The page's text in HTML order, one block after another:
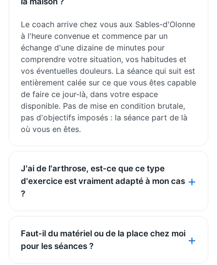
Le coach arrive chez vous aux Sables-d'Olonne
à l'heure convenue et commence par un
échange d'une dizaine de minutes pour
comprendre votre situation, vos habitudes et
vos éventuelles douleurs. La séance qui suit est
entièrement calée sur ce que vous êtes capable
de faire ce jour-là, dans votre espace
disponible. Pas de mise en condition brutale,
pas d'objectifs imposés : la séance part de là
où vous en êtes.
J'ai de l'arthrose, est-ce que ce type
d'exercice est vraiment adapté à mon cas
?
Faut-il du matériel ou de la place chez moi
pour les séances ?